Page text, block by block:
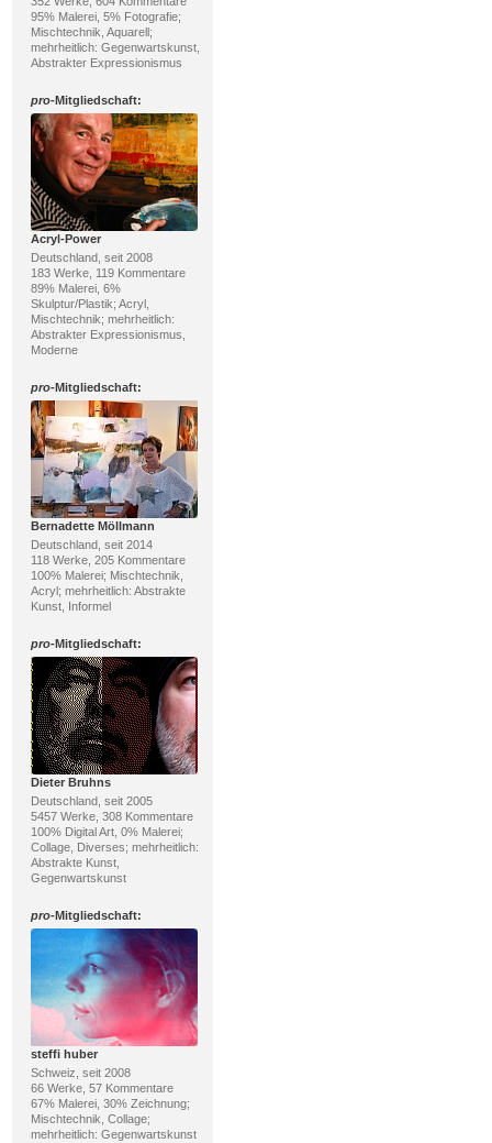
95% Malerei, 5% Fotografie;
Mischtechnik, Aquarell;
mehrheitlich: Gegenwartskunst,
Abstrakter Expressionismus
pro-Mitgliedschaft:
Acryl-Power
Deutschland, seit 2008
183 Werke, 119 Kommentare
89% Malerei, 6%
Skulptur/Plastik; Acryl,
Mischtechnik; mehrheitlich:
Abstrakter Expressionismus,
Moderne
pro-Mitgliedschaft:
Bernadette Möllmann
Deutschland, seit 2014
118 Werke, 205 Kommentare
100% Malerei; Mischtechnik,
Acryl; mehrheitlich: Abstrakte
Kunst, Informel
pro-Mitgliedschaft:
Dieter Bruhns
Deutschland, seit 2005
5457 Werke, 308 Kommentare
100% Digital Art, 0% Malerei;
Collage, Diverses; mehrheitlich:
Abstrakte Kunst,
Gegenwartskunst
pro-Mitgliedschaft:
steffi huber
Schweiz, seit 2008
66 Werke, 57 Kommentare
67% Malerei, 30% Zeichnung;
Mischtechnik, Collage;
mehrheitlich: Gegenwartskunst